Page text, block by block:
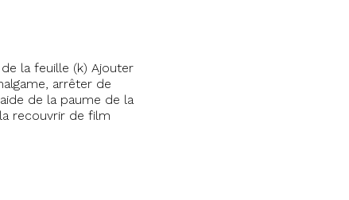
la feuille (k) Ajouter
arrêter de
de la paume de la
recouvrir de film